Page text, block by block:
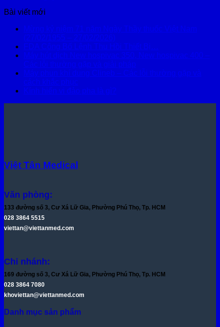
Bài viết mới
Mừng kỷ niệm 71 năm Ngày Thầy thuốc Việt Nam
(27/02/1955 – 27/02/2026)
FDA Công Bố Lệnh Thu Hồi Thiết Bị…
Máy hút dịch New hospivac 350, New hospivac 400 –
Các lỗi thường gặp và giải pháp
Máy phun khí dung Clineb – Các lỗi thường gặp và
cách khắc phục
Kính hiển vi đảo pha là gì?
Việt Tân Medical
Văn phòng:
133 đường số 3, Cư Xá Lữ Gia, Phường Phú Thọ, Tp. HCM
028 3864 5515
viettan@viettanmed.com
Chi nhánh:
169 đường số 3, Cư Xá Lữ Gia, Phường Phú Thọ, Tp. HCM
028 3864 7080
khoviettan@viettanmed.com
Danh mục sản phẩm